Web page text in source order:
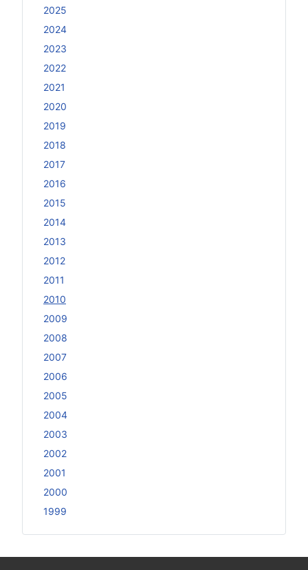
2025
2024
2023
2022
2021
2020
2019
2018
2017
2016
2015
2014
2013
2012
2011
2010
2009
2008
2007
2006
2005
2004
2003
2002
2001
2000
1999